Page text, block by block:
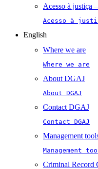
Acesso à justiça
Acesso à
English
Where we are
Where we are
About DGAJ
About DGAJ
Contact DGAJ
Contact DGAJ
Management
Management
Criminal Record